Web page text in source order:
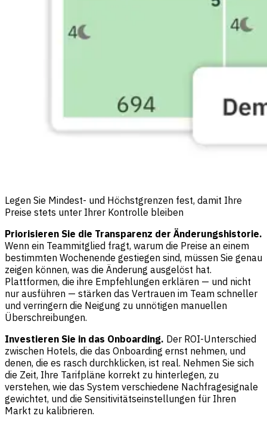
Legen Sie Mindest- und Höchstgrenzen fest, damit Ihre
Preise stets unter Ihrer Kontrolle bleiben
Priorisieren Sie die Transparenz der Änderungshistorie.
Wenn ein Teammitglied fragt, warum die Preise an einem
bestimmten Wochenende gestiegen sind, müssen Sie genau
zeigen können, was die Änderung ausgelöst hat.
Plattformen, die ihre Empfehlungen erklären — und nicht
nur ausführen — stärken das Vertrauen im Team schneller
und verringern die Neigung zu unnötigen manuellen
Überschreibungen.
Investieren Sie in das Onboarding. Der ROI-Unterschied
zwischen Hotels, die das Onboarding ernst nehmen, und
denen, die es rasch durchklicken, ist real. Nehmen Sie sich
die Zeit, Ihre Tarifpläne korrekt zu hinterlegen, zu
verstehen, wie das System verschiedene Nachfragesignale
gewichtet, und die Sensitivitätseinstellungen für Ihren
Markt zu kalibrieren.